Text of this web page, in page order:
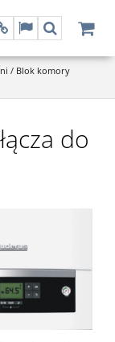
InfoLangSzukaj
/ Blok komory
do